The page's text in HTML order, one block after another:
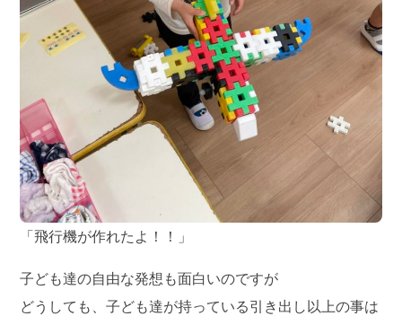
「飛行機が作れたよ！！」
子ども達の自由な発想も面白いのですが
どうしても、子ども達が持っている引き出し以上の事は